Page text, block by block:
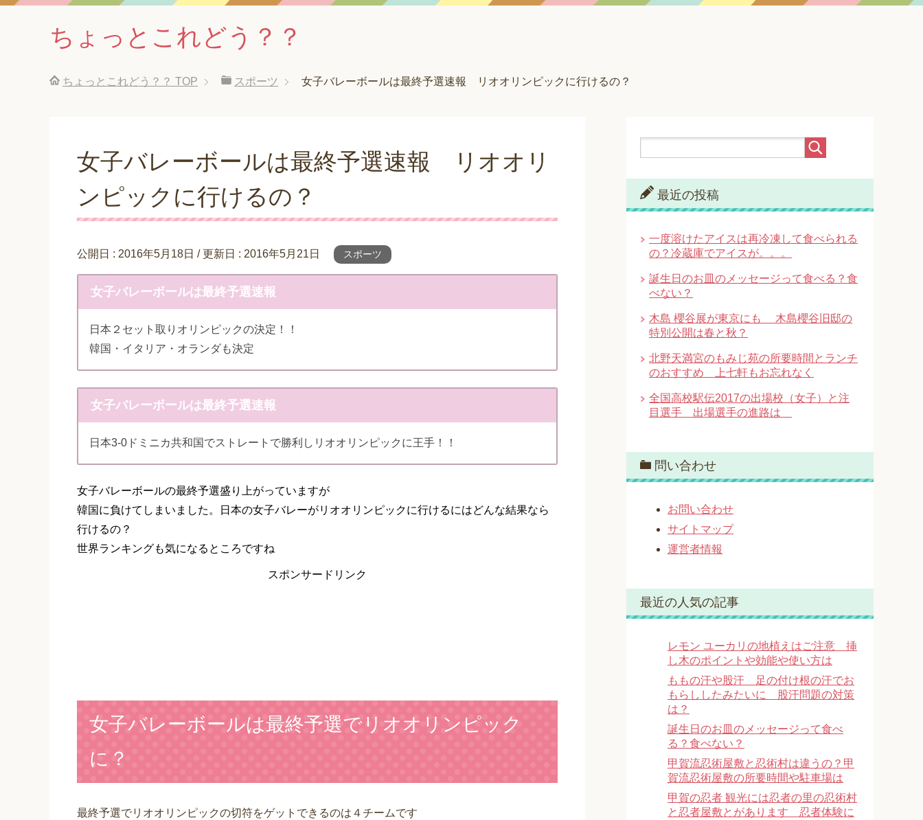
ちょっとこれどう？？
ちょっとこれどう？？ TOP スポーツ 女子バレーボールは最終予選速報 リオオリンピックに行けるの？
女子バレーボールは最終予選速報 リオオリ
ンピックに行けるの？
公開日 : 2016年5月18日 / 更新日 : 2016年5月21日 スポーツ
女子バレーボールは最終予選速報
日本２セット取りオリンピックの決定！！
韓国・イタリア・オランダも決定
女子バレーボールは最終予選速報
日本3-0ドミニカ共和国でストレートで勝利しリオオリンピックに王手！！
女子バレーボールの最終予選盛り上がっていますが
韓国に負けてしまいました。日本の女子バレーがリオオリンピックに行けるにはどんな結果なら
行けるの？
世界ランキングも気になるところですね
スポンサードリンク
女子バレーボールは最終予選でリオオリンピック
に？
最終予選でリオオリンピックの切符をゲットできるのは４チームです
最近の投稿
一度溶けたアイスは再冷凍して食べられる
の？冷蔵庫でアイスが。。。
誕生日のお皿のメッセージって食べる？食
べない？
木島 櫻谷展が東京にも 木島櫻谷旧邸の
特別公開は春と秋？
北野天満宮のもみじ苑の所要時間とランチ
のおすすめ 上七軒もお忘れなく
全国高校駅伝2017の出場校（女子）と注
目選手 出場選手の進路は
問い合わせ
お問い合わせ
サイトマップ
運営者情報
最近の人気の記事
レモン ユーカリの地植えはご注意 挿
し木のポイントや効能や使い方は
ももの汗や股汗 足の付け根の汗でお
もらししたみたいに 股汗問題の対策
は？
誕生日のお皿のメッセージって食べ
る？食べない？
甲賀流忍術屋敷と忍術村は違うの？甲
賀流忍術屋敷の所要時間や駐車場は
甲賀の忍者 観光には忍者の里の忍術村
と忍者屋敷とがあります 忍者体験に